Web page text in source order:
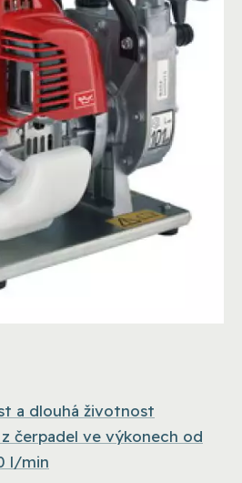
a dlouhá životnost
čerpadel ve výkonech od
l/min